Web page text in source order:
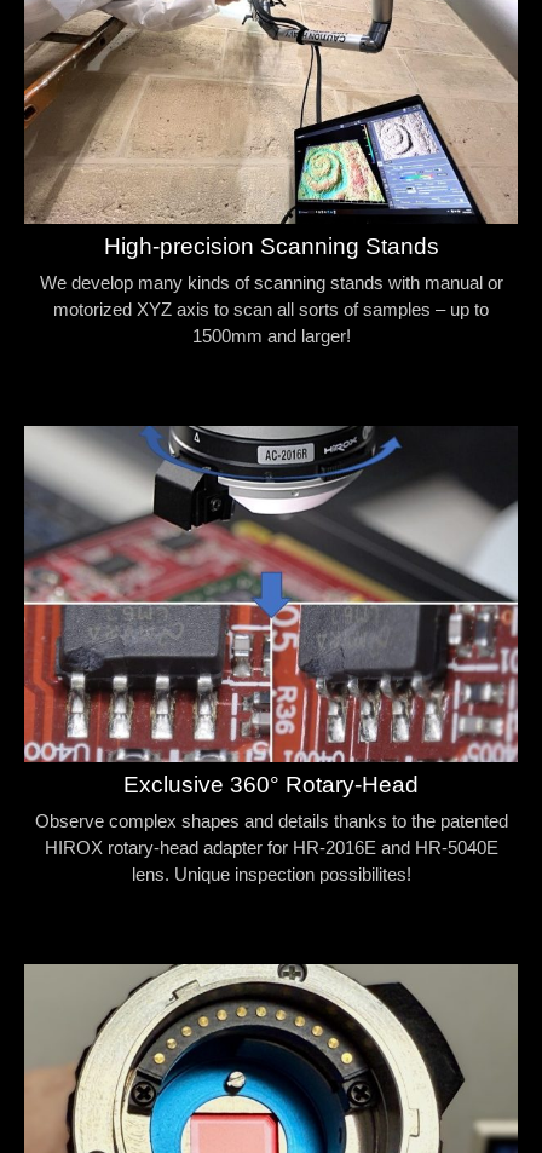
High-precision Scanning Stands
We develop many kinds of scanning stands with manual or
motorized XYZ axis to scan all sorts of samples – up to
1500mm and larger!
Exclusive 360° Rotary-Head
Observe complex shapes and details thanks to the patented
HIROX rotary-head adapter for HR-2016E and HR-5040E
lens. Unique inspection possibilites!